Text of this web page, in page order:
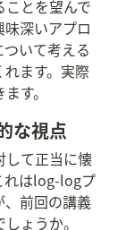
とを望んで
深いアプロ
いて考える
ます。実際
す。
な視点
して正当に懐
れはlog-logプ
、前回の講義
ょうか。